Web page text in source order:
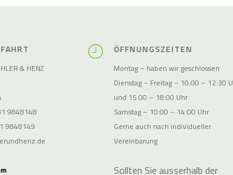
& HENZ
9848148
9848149
ÖFFNUNGSZEITEN
Montag – haben wir geschlossen
Dienstag – Freitag – 10:00 – 12:30
und 15:00 – 18:00 Uhr
Samstag – 10:00 – 14:00 Uhr
Gerne auch nach individueller
Vereinbarung
Sollten Sie ausserhalb der